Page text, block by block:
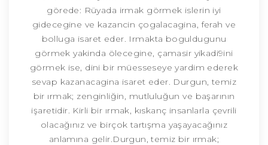
görede: Rüyada irmak görmek islerin iyi
gidecegine ve kazancin çogalacagina, ferah ve
bolluga isaret eder. Irmakta boguldugunu
görmek yakinda ölecegine, çamasir yikadi9ini
görmek ise, dini bir müesseseye yardim ederek
sevap kazanacagina isaret eder. Durgun, temiz
bir ırmak; zenginliğin, mutluluğun ve başarının
işaretidir. Kirli bir ırmak, kıskanç insanlarla çevrili
olacağınız ve birçok tartışma yaşayacağınız
anlamına gelir.Durgun, temiz bir ırmak;